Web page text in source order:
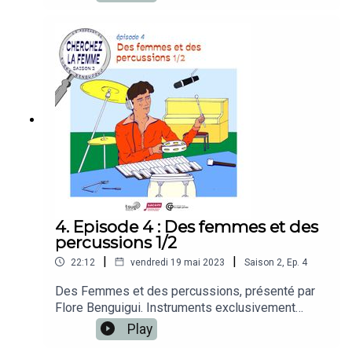
cajón, Natascha raconte son histoire à travers
celle de ses instruments. Illustration : Sarah
Fabre.
4. Episode 4 : Des femmes et des
percussions 1/2
22:12 | vendredi 19 mai 2023 | Saison 2 Ep. 4
Des Femmes et des percussions, présenté par
Flore Benguigui. Instruments exclusivement
féminins à l'origine, les percussions font par la
suite l'objet d'un quasi-monopole par les hommes
Play